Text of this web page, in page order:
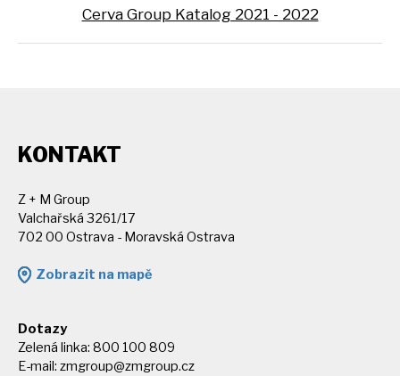
Cerva Group Katalog 2021 - 2022
KONTAKT
Z + M Group
Valchařská 3261/17
702 00 Ostrava - Moravská Ostrava
Zobrazit na mapě
Dotazy
Zelená linka: 800 100 809
E-mail: zmgroup@zmgroup.cz